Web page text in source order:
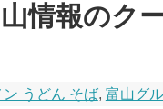
情報のク
ン うどん そば, 富山グ